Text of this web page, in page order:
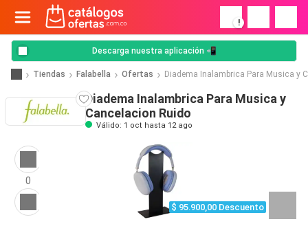
!
Descarga nuestra aplicación 📲
Tiendas Falabella Ofertas Diadema Inalambrica Para Musica y
Diadema Inalambrica Para Musica y
Cancelacion Ruido
Válido: 1 oct hasta 12 ago
0
$ 95.900,00 Descuento